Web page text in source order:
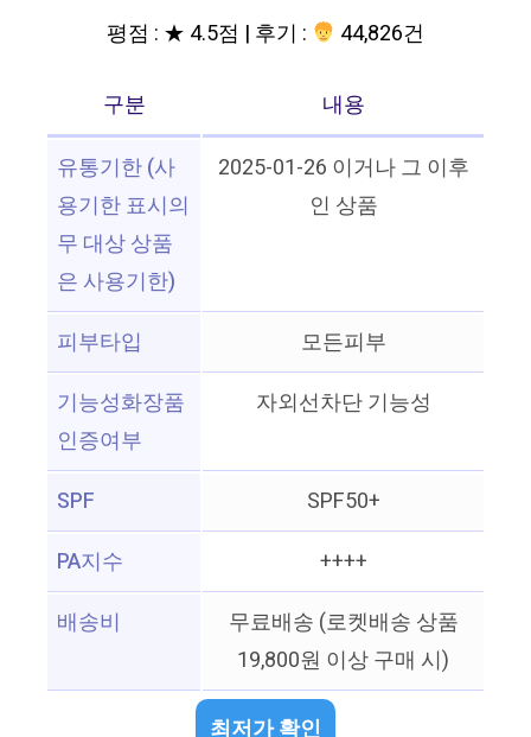
평점 : ★ 4.5점 | 후기 : 44,826건
구분
내용
유통기한 (사
용기한 표시의
무 대상 상품
은 사용기한)
2025-01-26 이거나 그 이후
인 상품
피부타입
모든피부
기능성화장품
인증여부
자외선차단 기능성
SPF
SPF50+
PA지수
++++
배송비
무료배송 (로켓배송 상품
19,800원 이상 구매 시)
최저가 확인